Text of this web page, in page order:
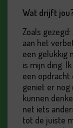
Wat drijft
Zoals
aan het
een gelukkig
is mijn ding.
een opdracht
geniet er nog
kunnen
net iets
tot de juiste